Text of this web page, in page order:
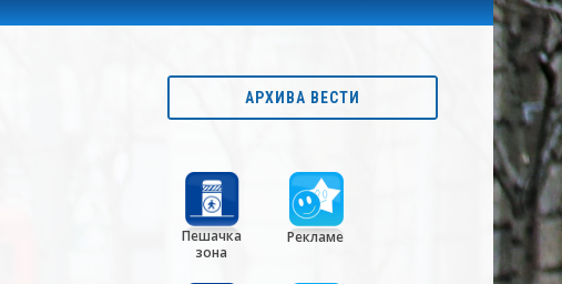
АРХИВА ВЕСТИ
Пешачка
зона
Рекламе